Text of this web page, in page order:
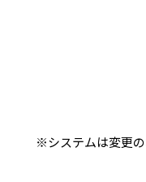
※システムは変更の